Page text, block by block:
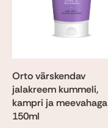
Orto värskendav
jalakreem kummeli,
kampri ja meevahaga
150ml